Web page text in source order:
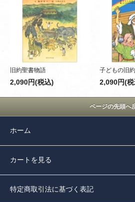
旧約聖書物語
2,090円(税込)
子どもの旧
2,090円(税
ページの先頭へ
ホーム
カートを見る
特定商取引法に基づく表記